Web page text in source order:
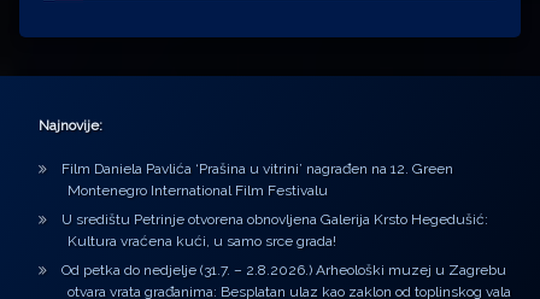
Najnovije:
Film Daniela Pavlića ‘Prašina u vitrini’ nagrađen na 12. Green
Montenegro International Film Festivalu
U središtu Petrinje otvorena obnovljena Galerija Krsto Hegedušić:
Kultura vraćena kući, u samo srce grada!
Od petka do nedjelje (31.7. – 2.8.2026.) Arheološki muzej u Zagrebu
otvara vrata građanima: Besplatan ulaz kao zaklon od toplinskog vala